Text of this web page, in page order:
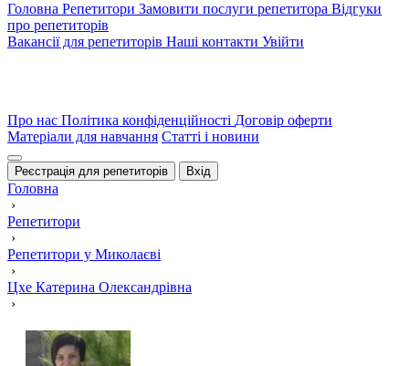
Головна Репетитори Замовити послуги репетитора Відгуки
про репетиторів
Вакансії для репетиторів Наші контакти Увійти
Про нас Політика конфіденційності Договір оферти
Матеріали для навчання Статті і новини
Реєстрація для репетиторів Вхід
Головна
›
Репетитори
›
Репетитори у Миколаєві
›
Цхе Катерина Олександрівна
›